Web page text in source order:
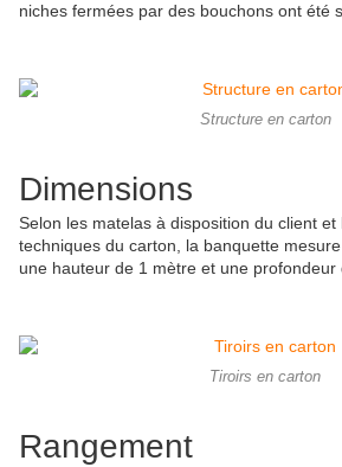
niches fermées par des bouchons ont été
Structure en carton
Dimensions
Selon les matelas à disposition du client et
techniques du carton, la banquette
une hauteur de 1 mètre et une profondeur
Tiroirs en carton
Rangement